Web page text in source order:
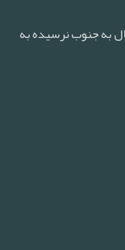
به جنوب نرسیده به